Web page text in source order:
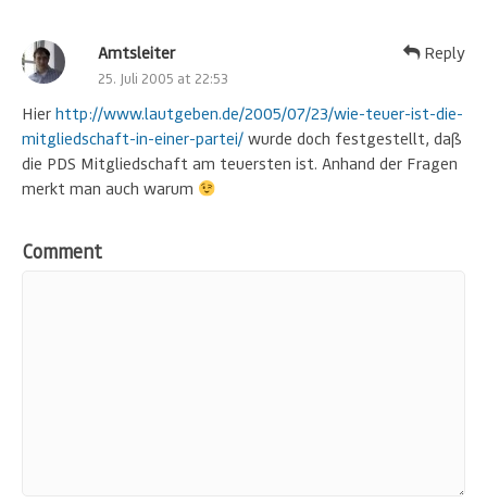
Amtsleiter
25. Juli 2005 at 22:53
Hier http://www.lautgeben.de/2005/07/23/wie-teuer-ist-die-
mitgliedschaft-in-einer-partei/ wurde doch festgestellt, daß
die PDS Mitgliedschaft am teuersten ist. Anhand der Fragen
merkt man auch warum
Reply
Comment